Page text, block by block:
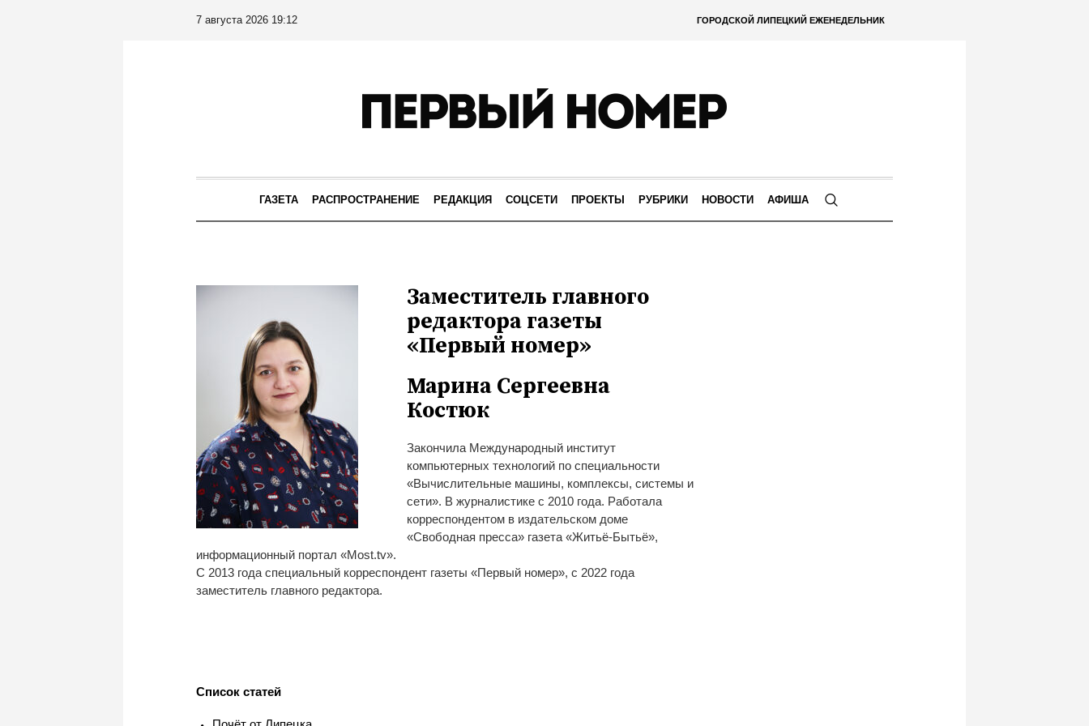
ГОРОДСКОЙ ЛИПЕЦКИЙ ЕЖЕНЕДЕЛЬНИК
7 августа 2026 19:12
ГАЗЕТА РАСПРОСТРАНЕНИЕ РЕДАКЦИЯ СОЦСЕТИ ПРОЕКТЫ РУБРИКИ НОВОСТИ АФИША
Заместитель главного
редактора газеты
«Первый номер»
Марина Сергеевна
Костюк
Закончила Международный институт
компьютерных технологий по специальности
«Вычислительные машины, комплексы, системы и
сети». В журналистике с 2010 года. Работала
корреспондентом в издательском доме
«Свободная пресса» газета «Житьё-Бытьё»,
информационный портал «Most.tv».
С 2013 года специальный корреспондент газеты «Первый номер», с 2022 года
заместитель главного редактора.
Список статей